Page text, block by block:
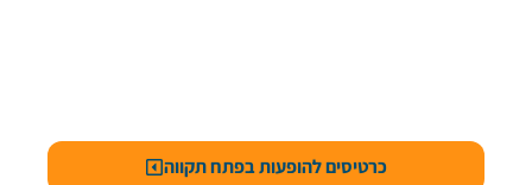
כרטיסים להופעות בפתח תקווה